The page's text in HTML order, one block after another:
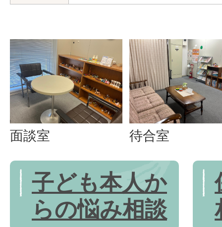
面談室 待合室
子ども本人か
らの悩み相談